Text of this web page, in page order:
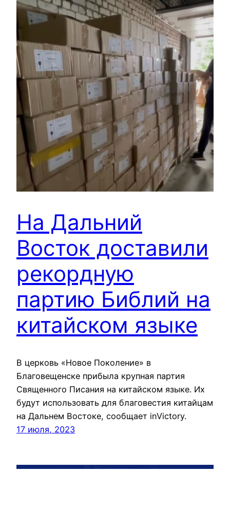
На Дальний
Восток доставили
рекордную
партию Библий на
китайском языке
В церковь «Новое Поколение» в
Благовещенске прибыла крупная партия
Священного Писания на китайском языке. Их
будут использовать для благовестия китайцам
на Дальнем Востоке, сообщает inVictory.
17 июля, 2023